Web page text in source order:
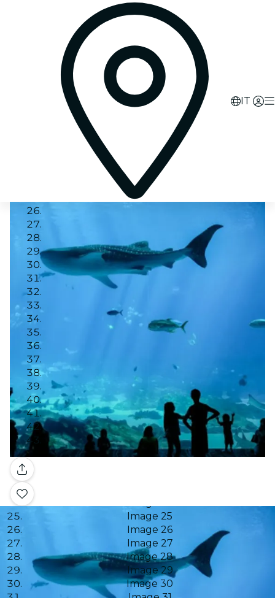
IT
Galleria
Image 1
Image 5
Image 6
Image 7
Image 10
Image 11
Image 14
Image 15
Image 16
Image 17
Image 18
Image 19
Image 20
Image 25
Image 26
Image 27
Image 28
Image 29
Image 30